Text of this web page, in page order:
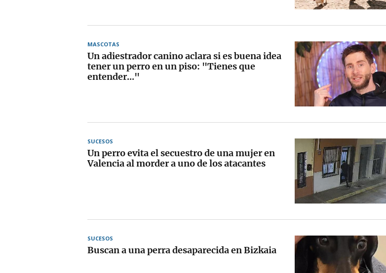
MASCOTAS
Un adiestrador canino aclara si es buena idea
tener un perro en un piso: "Tienes que
entender..."
SUCESOS
Un perro evita el secuestro de una mujer en
Valencia al morder a uno de los atacantes
SUCESOS
Buscan a una perra desaparecida en Bizkaia